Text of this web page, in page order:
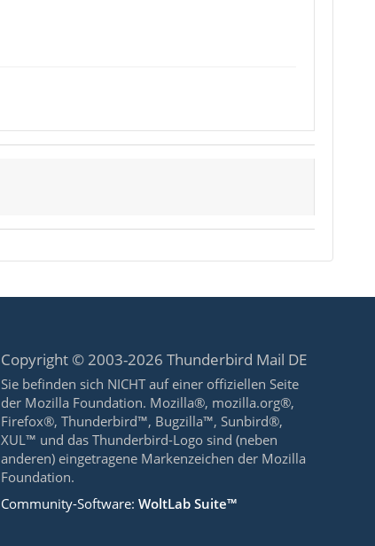
Copyright © 2003-2026 Thunderbird Mail DE
Sie befinden sich NICHT auf einer offiziellen Seite
der Mozilla Foundation. Mozilla®, mozilla.org®,
Firefox®, Thunderbird™, Bugzilla™, Sunbird®,
XUL™ und das Thunderbird-Logo sind (neben
anderen) eingetragene Markenzeichen der Mozilla
Foundation.
Community-Software:WoltLab Suite™